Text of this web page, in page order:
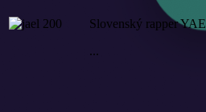
Slovenský rapper
...